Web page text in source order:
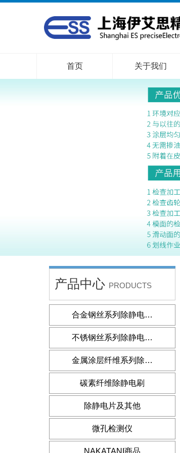
首页 关于我们
产品中心 PRODUCTS
合金钢丝系列除静电…
不锈钢丝系列除静电…
金属涂层纤维系列除…
碳素纤维除静电刷
除静电片及其他
微孔检测仪
NAKATANI商品